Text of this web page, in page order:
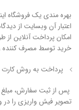
بهره مندی یک فروشگاه
اعتبار آن وبسایت از
امکان پرداخت آنلاین از
خرید توسط مصرف کننده
پرداخت به روش کارت
پس از ثبت سفارش، مبلغ
تصویر فیش واریزی را در